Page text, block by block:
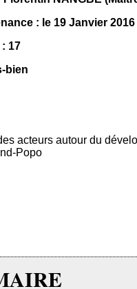
: le 19 Janvier 2016
17
bien
acteurs autour du
Popo